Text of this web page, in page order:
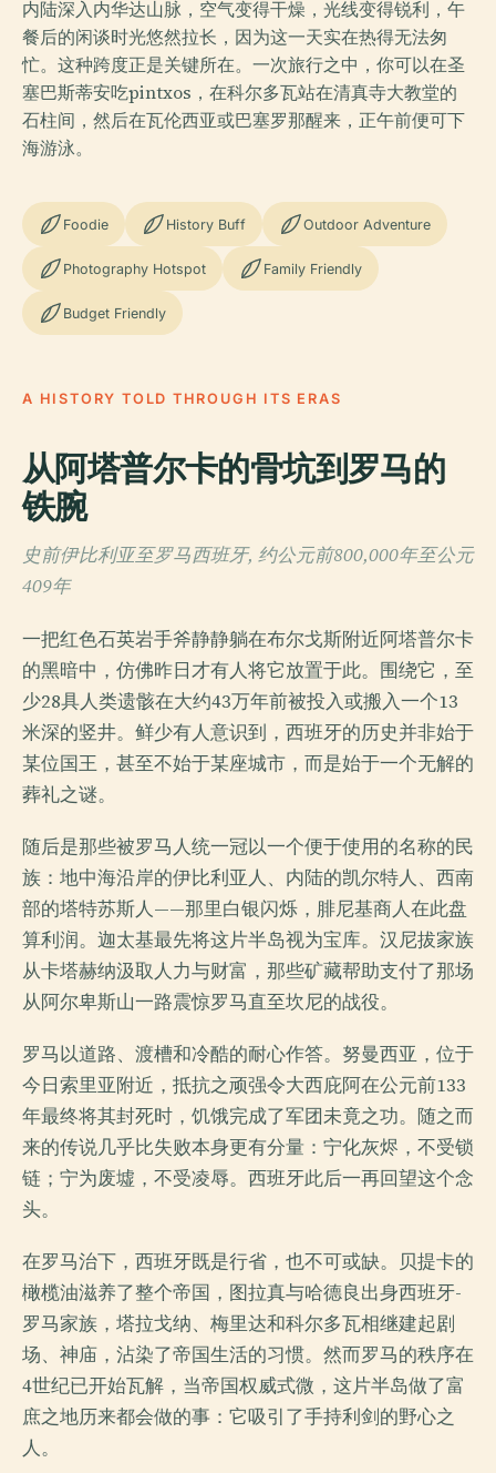
内陆深入内华达山脉，空气变得干燥，光线变得锐利，午
餐后的闲谈时光悠然拉长，因为这一天实在热得无法匆
忙。这种跨度正是关键所在。一次旅行之中，你可以在圣
塞巴斯蒂安吃pintxos，在科尔多瓦站在清真寺大教堂的
石柱间，然后在瓦伦西亚或巴塞罗那醒来，正午前便可下
海游泳。
Foodie History Buff Outdoor Adventure
Photography Hotspot Family Friendly
Budget Friendly
A HISTORY TOLD THROUGH ITS ERAS
从阿塔普尔卡的骨坑到罗马的
铁腕
史前伊比利亚至罗马西班牙, 约公元前800,000年至公元
409年
一把红色石英岩手斧静静躺在布尔戈斯附近阿塔普尔卡
的黑暗中，仿佛昨日才有人将它放置于此。围绕它，至
少28具人类遗骸在大约43万年前被投入或搬入一个13
米深的竖井。鲜少有人意识到，西班牙的历史并非始于
某位国王，甚至不始于某座城市，而是始于一个无解的
葬礼之谜。
随后是那些被罗马人统一冠以一个便于使用的名称的民
族：地中海沿岸的伊比利亚人、内陆的凯尔特人、西南
部的塔特苏斯人——那里白银闪烁，腓尼基商人在此盘
算利润。迦太基最先将这片半岛视为宝库。汉尼拔家族
从卡塔赫纳汲取人力与财富，那些矿藏帮助支付了那场
从阿尔卑斯山一路震惊罗马直至坎尼的战役。
罗马以道路、渡槽和冷酷的耐心作答。努曼西亚，位于
今日索里亚附近，抵抗之顽强令大西庇阿在公元前133
年最终将其封死时，饥饿完成了军团未竟之功。随之而
来的传说几乎比失败本身更有分量：宁化灰烬，不受锁
链；宁为废墟，不受凌辱。西班牙此后一再回望这个念
头。
在罗马治下，西班牙既是行省，也不可或缺。贝提卡的
橄榄油滋养了整个帝国，图拉真与哈德良出身西班牙-
罗马家族，塔拉戈纳、梅里达和科尔多瓦相继建起剧
场、神庙，沾染了帝国生活的习惯。然而罗马的秩序在
4世纪已开始瓦解，当帝国权威式微，这片半岛做了富
庶之地历来都会做的事：它吸引了手持利剑的野心之
人。